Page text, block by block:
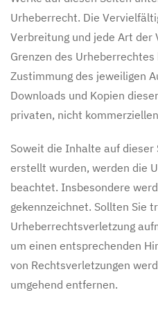
Urheberrecht. Die
Verbreitung und jede Art
Grenzen des
Zustimmung des jeweiligen
Downloads und Kopien
privaten, nicht
Soweit die Inhalte auf
erstellt wurden, werden die
beachtet. Insbesondere
gekennzeichnet. Sollten Sie
Urheberrechtsverletzung
um einen entsprechenden
von Rechtsverletzungen
umgehend entfernen.